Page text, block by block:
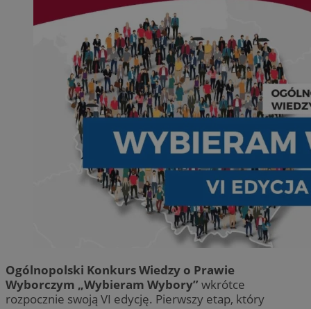
Ogólnopolski Konkurs Wiedzy o Prawie
Wyborczym „Wybieram Wybory” wkrótce
rozpocznie swoją VI edycję. Pierwszy etap, który